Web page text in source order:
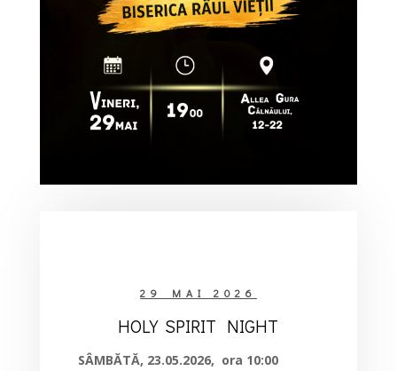
29 MAI 2026
HOLY SPIRIT NIGHT
SÂMBĂTĂ, 23.05.2026, ora 10:00